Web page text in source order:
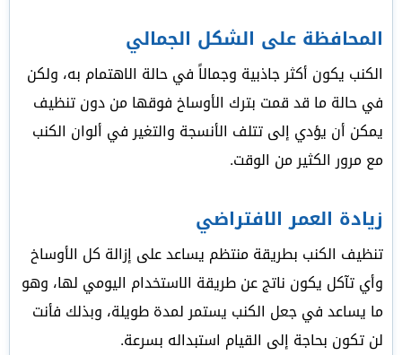
المحافظة على الشكل الجمالي
الكنب يكون أكثر جاذبية وجمالاً في حالة الاهتمام به، ولكن
في حالة ما قد قمت بترك الأوساخ فوقها من دون تنظيف
يمكن أن يؤدي إلى تتلف الأنسجة والتغير في ألوان الكنب
مع مرور الكثير من الوقت.
زيادة العمر الافتراضي
تنظيف الكنب بطريقة منتظم يساعد على إزالة كل الأوساخ
وأي تآكل يكون ناتج عن طريقة الاستخدام اليومي لها، وهو
ما يساعد في جعل الكنب يستمر لمدة طويلة، وبذلك فأنت
لن تكون بحاجة إلى القيام استبداله بسرعة.